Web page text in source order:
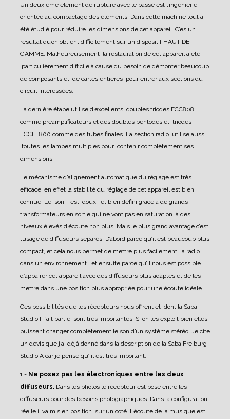
Un deuxième élément de rupture avec le passé est l’ingénierie
orientée au compactage des éléments. Dans cette machine tout a
été étudié pour réduire les dimensions de cet appareil. C’es un
résultat qu’on obtient difficilement sur un dispositif HAUT DE
GAMME. Malheureusement la restauration de cet appareil a été
particulièrement difficile à cause du besoin de démonter beaucoup
de composants et de cartes entières pour entrer aux sections du
circuit intéressées.
La dernière étape utilise d’excellents doubles triodes ECC808
comme préamplificateurs et des doubles pentodes et triodes
ECCLL800 comme des tubes finales. La section radio utilise aussi
toutes les lampes multiples pour contenir complètement ses
dimensions.
Le mécanisme d’alignement automatique du réglage est très
efficace, en effet la stabilité du réglage de cet appareil est bien
connue. Le son est doux et bien défini grace à de grands
transformateurs en sortie qui ne vont pas en saturation à des
niveaux élevés d’écoute non plus. Mais le plus grand avantage c’est
l’usage de diffuseurs séparés. D’abord parce qu’il est beaucoup plus
compact, et cela nous permet de mettre plus facilement la radio
dans un environnement , et ensuite parce qu’il nous est possible
d’appairer cet appareil avec des diffuseurs plus adaptes et de les
mettre dans une position plus appropriée pour une écoute idéale.
Ces possibilités que les récepteurs nous offrent et dont la Saba
Studio I fait partie, sont très importantes. Si on les exploit bien elles
puissent changer complètement le son d’un système stéréo. Je cite
un devis que j’ai déjà donné dans la description de la Saba Freiburg
Studio A car je pense qu’ il est très important.
1 - Ne posez pas les électroniques entre les deux
diffuseurs. Dans les photos le récepteur est posé entre les
diffuseurs pour des besoins photographiques. Dans la configuration
réelle il va mis en position sur un coté. L’écoute de la musique est